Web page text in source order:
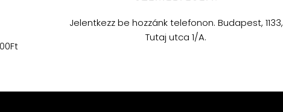
Jelentkezz be hozzánk telefonon. Budapest, 1133,
Tutaj utca 1/A.